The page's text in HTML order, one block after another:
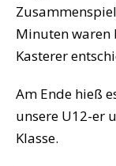
Minuten waren
Kasterer
Am Ende hieß
unsere U12-er
Klasse.